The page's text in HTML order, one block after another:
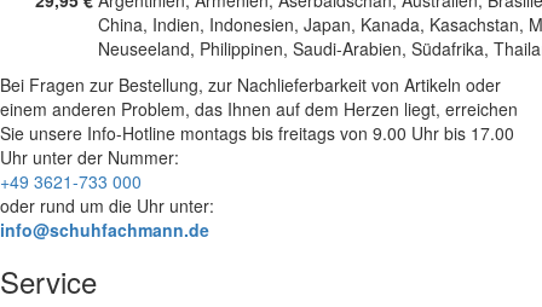
China, Indien, Indonesien, Japan, Kanada, Kasachstan,
Neuseeland, Philippinen, Saudi-Arabien, Südafrika,
Bei Fragen zur Bestellung, zur Nachlieferbarkeit von Artikeln oder
einem anderen Problem, das Ihnen auf dem Herzen liegt, erreichen
Sie unsere Info-Hotline montags bis freitags von 9.00 Uhr bis 17.00
Uhr unter der Nummer:
+49 3621-733 000
oder rund um die Uhr unter:
info@schuhfachmann.de
Service